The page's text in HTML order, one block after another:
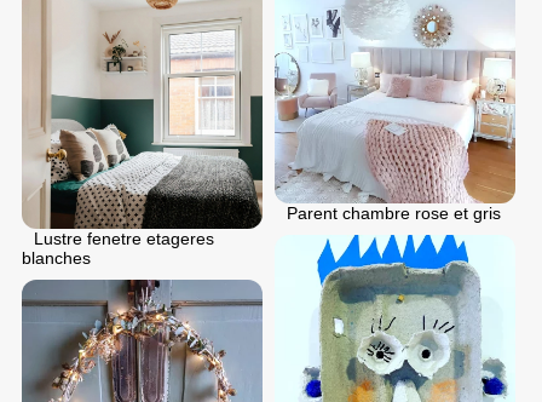
Parent chambre rose et gris
Lustre fenetre etageres
blanches